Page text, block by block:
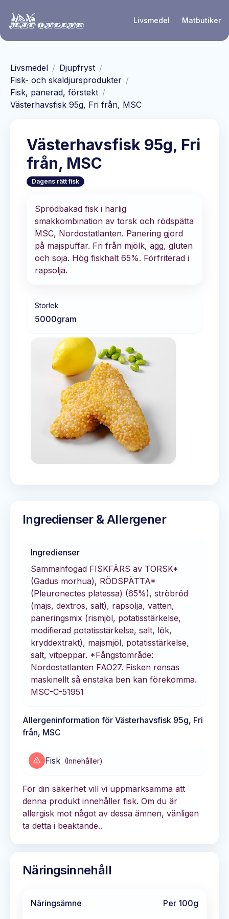
Livsmedel Matbutiker
Livsmedel / Djupfryst /
Fisk- och skaldjursprodukter /
Fisk, panerad, förstekt /
Västerhavsfisk 95g, Fri från, MSC
Västerhavsfisk 95g, Fri
från, MSC
Dagens rätt fisk
Sprödbakad fisk i härlig
smakkombination av torsk och rödspätta
MSC, Nordostatlanten. Panering gjord
på majspuffar. Fri från mjölk, ägg, gluten
och soja. Hög fiskhalt 65%. Förfriterad i
rapsolja.
Storlek
5000gram
Ingredienser & Allergener
Ingredienser
Sammanfogad FISKFÄRS av TORSK*
(Gadus morhua), RÖDSPÄTTA*
(Pleuronectes platessa) (65%), ströbröd
(majs, dextros, salt), rapsolja, vatten,
paneringsmix (rismjöl, potatisstärkelse,
modifierad potatisstärkelse, salt, lök,
kryddextrakt), majsmjöl, potatisstärkelse,
salt, vitpeppar. *Fångstområde:
Nordostatlanten FAO27. Fisken rensas
maskinellt så enstaka ben kan förekomma.
MSC-C-51951
Allergeninformation för Västerhavsfisk 95g, Fri
från, MSC
Fisk (Innehåller)
För din säkerhet vill vi uppmärksamma att
denna produkt innehåller fisk. Om du är
allergisk mot något av dessa ämnen, vänligen
ta detta i beaktande..
Näringsinnehåll
Näringsämne Per 100g